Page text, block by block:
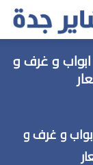
و غرف و
و غرف و